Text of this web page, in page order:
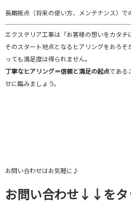
長期視点（将来の使い方、 メンテナンス） で
エクステリア工事は「お客様の想いをカタチ
そのスタート地点となる ヒアリングをおろそ
っても満足度は得られません。
丁寧なヒアリング＝信頼と満足の起点である
せに臨みま しょう。
お問い合わせはお気軽に♪
お問い合わせ↓↓をタ